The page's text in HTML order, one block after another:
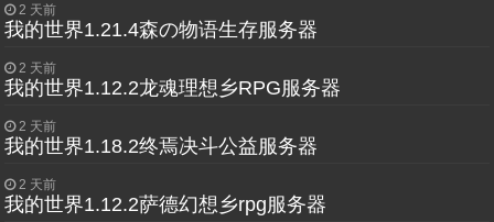
2 天前
我的世界1.21.4森の物语生存服务器
2 天前
我的世界1.12.2龙魂理想乡RPG服务器
2 天前
我的世界1.18.2终焉决斗公益服务器
2 天前
我的世界1.12.2萨德幻想乡rpg服务器